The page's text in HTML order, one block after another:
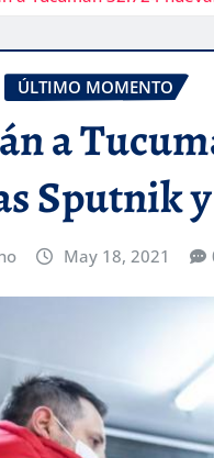
ÚLTIMO MOMENTO
a
Sputnik
May 18, 2021